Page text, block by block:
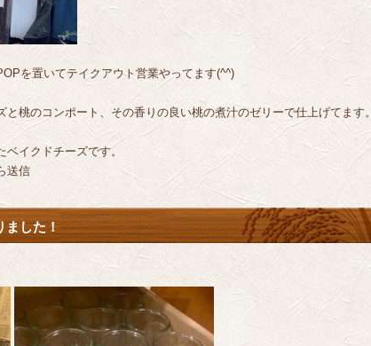
を置いてテイクアウト営業やってます(^^)
桃のコンポート、その香りの良い桃の煮汁のゼリーで仕上げてます。
イクドチーズです。
送信
ました！